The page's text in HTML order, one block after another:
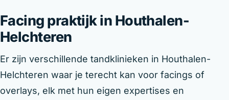
Facing praktijk in Houthalen-
Helchteren
Er zijn verschillende tandklinieken in Houthalen-
Helchteren waar je terecht kan voor facings of
overlays, elk met hun eigen expertises en